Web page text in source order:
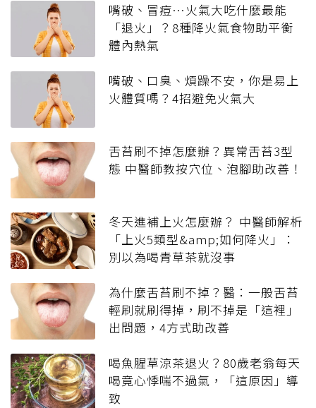
嘴破、冒痘…火氣大吃什麼最能
「退火」？8種降火氣食物助平衡
體內熱氣
嘴破、口臭、煩躁不安，你是易上
火體質嗎？4招避免火氣大
舌苔刷不掉怎麼辦？異常舌苔3型
態 中醫師教按穴位、泡腳助改善！
冬天進補上火怎麼辦？ 中醫師解析
「上火5類型&amp;如何降火」：
別以為喝青草茶就沒事
為什麼舌苔刷不掉？醫：一般舌苔
輕刷就刷得掉，刷不掉是「這裡」
出問題，4方式助改善
喝魚腥草涼茶退火？80歲老翁每天
喝竟心悸喘不過氣，「這原因」導
致